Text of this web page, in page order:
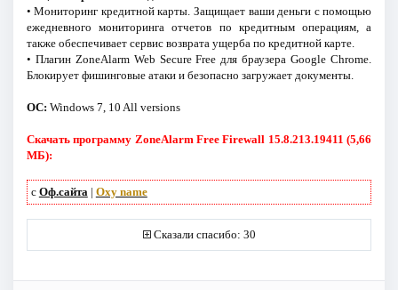
• Мониторинг кредитной карты. Защищает ваши деньги с помощью
ежедневного мониторинга отчетов по кредитным операциям, а
также обеспечивает сервис возврата ущерба по кредитной карте.
• Плагин ZoneAlarm Web Secure Free для браузера Google Chrome.
Блокирует фишинговые атаки и безопасно загружает документы.
ОС: Windows 7, 10 All versions
Скачать программу ZoneAlarm Free Firewall 15.8.213.19411 (5,66
МБ):
с Оф.сайта| Oxy name
Сказали спасибо: 30